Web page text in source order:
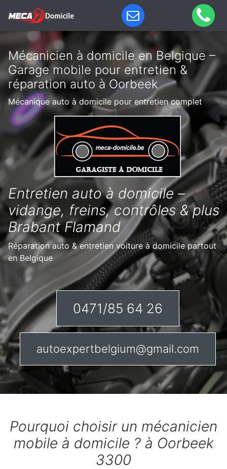
Mécanicien à domicile en Belgique –
Garage mobile pour entretien &
réparation auto à Oorbeek
Mécanique auto à domicile pour entretien complet
Entretien auto à domicile –
vidange, freins, contrôles & plus
Brabant Flamand
Réparation auto & entretien voiture à domicile partout
en Belgique
0471/85 64 26
autoexpertbelgium@gmail.com
Pourquoi choisir un mécanicien
mobile à domicile ? à Oorbeek
3300